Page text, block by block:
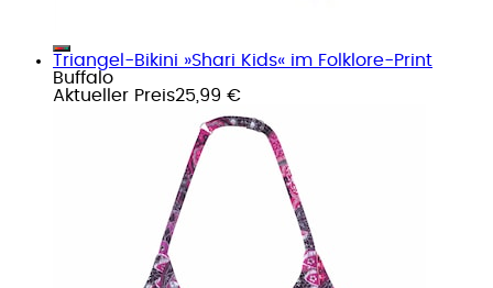
Triangel-Bikini »Shari Kids« im Folklore-Print
Buffalo
Aktueller Preis25,99 €